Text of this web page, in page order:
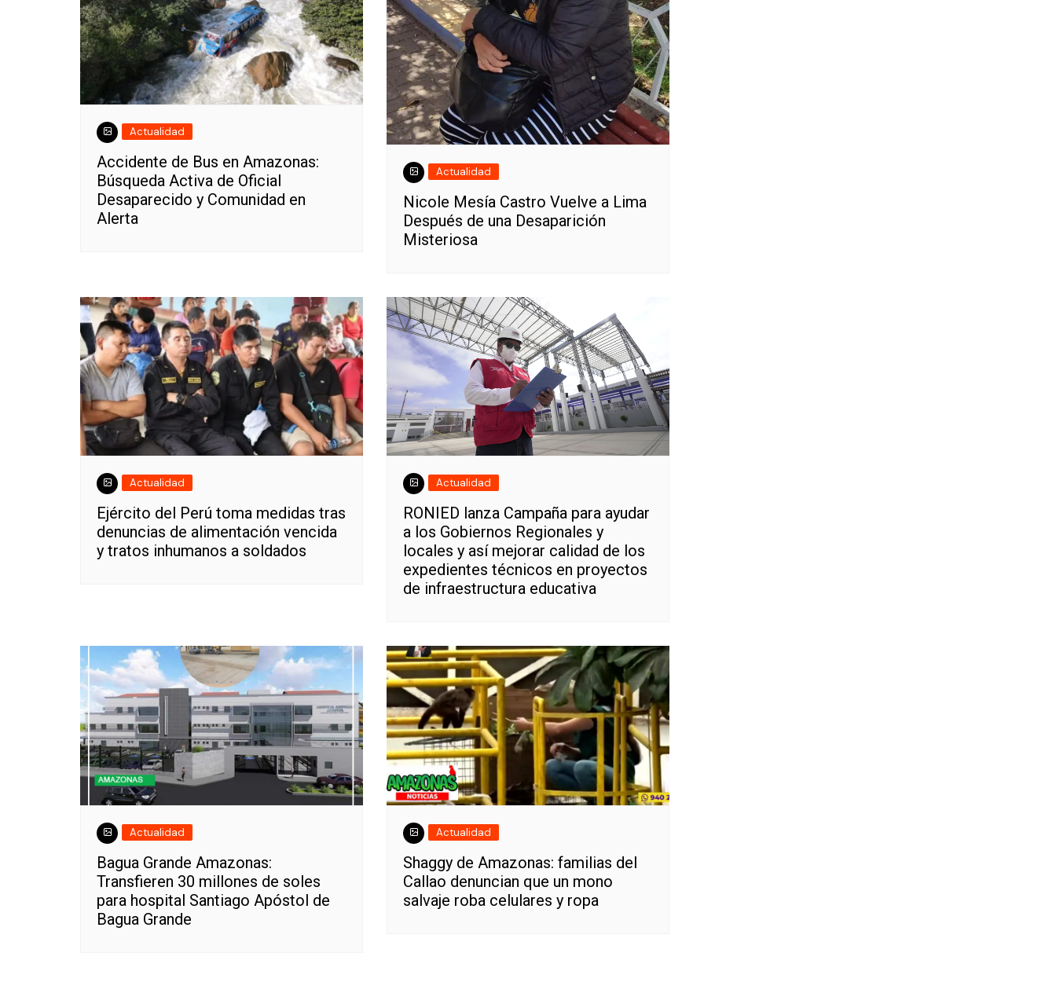
Actualidad
Accidente de Bus en Amazonas:
Búsqueda Activa de Oficial
Desaparecido y Comunidad en
Alerta
Actualidad
Nicole Mesía Castro Vuelve a Lima
Después de una Desaparición
Misteriosa
Actualidad
Ejército del Perú toma medidas tras
denuncias de alimentación vencida
y tratos inhumanos a soldados
Actualidad
RONIED lanza Campaña para ayudar
a los Gobiernos Regionales y
locales y así mejorar calidad de los
expedientes técnicos en proyectos
de infraestructura educativa
Actualidad
Bagua Grande Amazonas:
Transfieren 30 millones de soles
para hospital Santiago Apóstol de
Bagua Grande
Actualidad
Shaggy de Amazonas: familias del
Callao denuncian que un mono
salvaje roba celulares y ropa